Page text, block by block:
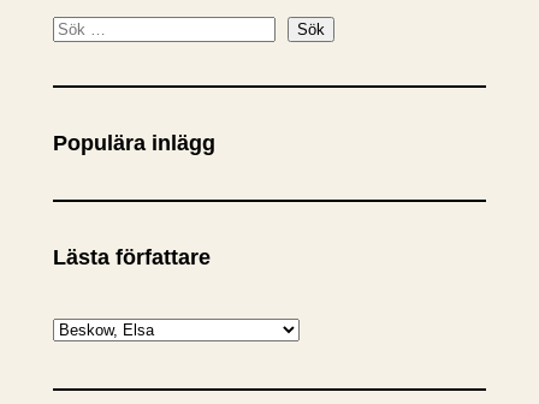
S
k
Sök
Populära inlägg
Lästa författare
K
t